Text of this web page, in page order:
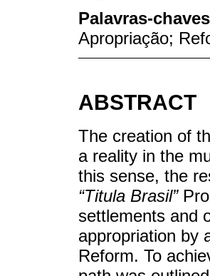
Palavras-
Apropriação;
ABSTRACT
The creation of
a reality in the
this sense, the
“Titula Brasil”
settlements and
appropriation by
Reform. To